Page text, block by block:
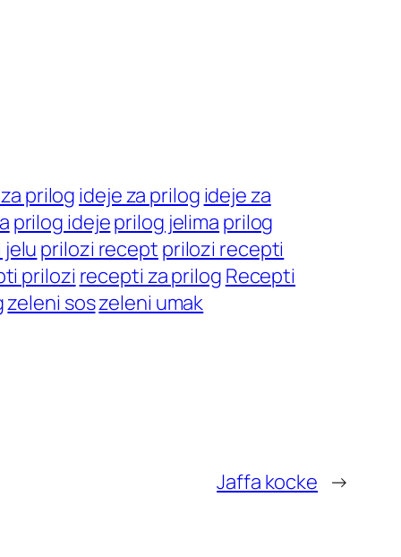
prilog ideje za prilog ideje za
prilog idejeprilog jelima prilog
prilozi recept prilozi recepti
prilozi recepti za prilog Recepti
zeleni soszeleni umak
Jaffa kocke →